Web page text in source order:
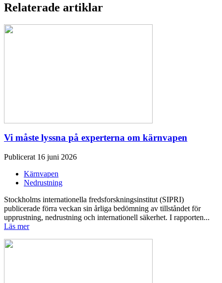
Relaterade artiklar
Vi måste lyssna på experterna om kärnvapen
Publicerat 16 juni 2026
Kärnvapen
Nedrustning
Stockholms internationella fredsforskningsinstitut (SIPRI)
publicerade förra veckan sin årliga bedömning av tillståndet för
upprustning, nedrustning och internationell säkerhet. I rapporten...
Läs mer